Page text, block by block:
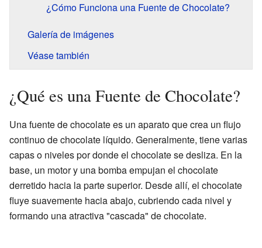
¿Cómo Funciona una Fuente de Chocolate?
Galería de imágenes
Véase también
¿Qué es una Fuente de Chocolate?
Una fuente de chocolate es un aparato que crea un flujo
continuo de chocolate líquido. Generalmente, tiene varias
capas o niveles por donde el chocolate se desliza. En la
base, un motor y una bomba empujan el chocolate
derretido hacia la parte superior. Desde allí, el chocolate
fluye suavemente hacia abajo, cubriendo cada nivel y
formando una atractiva "cascada" de chocolate.